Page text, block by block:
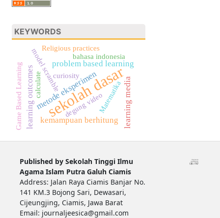
KEYWORDS
sekolah dasar
metode eksperimen
learning outcomes learning media
kemampuan berhitung
problem based learning
model scramble
Matematika
Game Based Learning
bahasa indonesia
degung video
Religious practices
curiosity
calculate
Published by Sekolah Tinggi Ilmu
Agama Islam Putra Galuh Ciamis
Address: Jalan Raya Ciamis Banjar No.
141 KM.3 Bojong Sari, Dewasari,
Cijeungjing, Ciamis, Jawa Barat
Email: journaljeesica@gmail.com